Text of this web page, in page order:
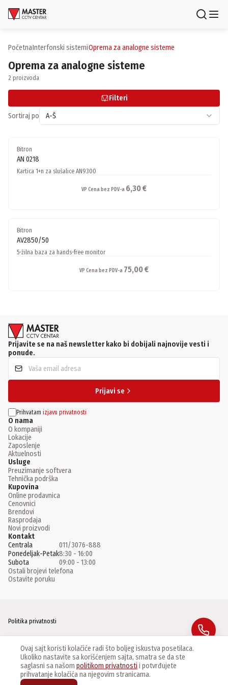
Proizvodi
Brendovi
Aktuelnosti
Zaposlenje
Početna interfonski sistemi oprema za analogne sisteme
Oprema za analogne sisteme
2 proizvoda
Filteri
Sortiraj po A-Š
Bitron
AN 0218
Kartica 1+n za slušalice AN9300
VP Cena bez PDV-a 6,30 €
Bitron
AV2850/50
5-žilna baza za hands-free monitor
VP Cena bez PDV-a 75,00 €
Prijavite se na naš newsletter kako bi dobijali najnovije vesti i
ponude.
Prijavi se
Prihvatam izjavu privatnosti
O nama
O kompaniji
Lokacije
Zaposlenje
Aktuelnosti
Usluge
Preuzimanje softvera
Tehnička podrška
Kupovina
Online prodavnica
Cenovnici
Brendovi
Rasprodaja
Novi proizvodi
Kontakt
Centrala
011/3076-888
Ponedeljak-Petak8:30 - 16:00
Subota
09:00 - 13:00
Ostali brojevi telefona
Ostavite poruku
Politika privatnosti
Instagram
Linkedin
Ovaj sajt koristi kolačiće radi što boljeg iskustva posetilaca.
Ukoliko nastavite sa korišćenjem sajta, smatra se da ste
saglasni sa našom politikom privatnosti i potvrđujete
prihvatanje kolačića na njegovim stranicama.